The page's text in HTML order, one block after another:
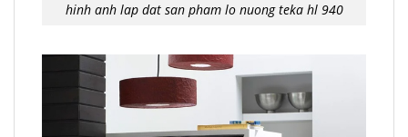
hinh anh lap dat san pham lo nuong teka hl 940